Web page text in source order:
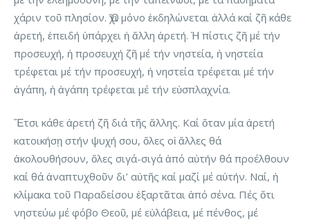
χάριν τοῦ πλησίον. Ὅχι μόνο ἐκδηλώνεται ἀλλά καί ζῆ κάθε
ἀρετή, ἐπειδή ὑπάρχει ἡ ἄλλη ἀρετή. Ἡ πίστις ζῆ μέ τήν
προσευχή, ἡ προσευχή ζῆ μέ τήν νηστεία, ἡ νηστεία
τρέφεται μέ τήν προσευχή, ἡ νηστεία τρέφεται μέ τήν
ἀγάπη, ἡ ἀγάπη τρέφεται μέ τήν εὐσπλαχνία.
Ἔτσι κάθε ἀρετή ζῆ διά τῆς ἄλλης. Καί ὅταν μία ἀρετή
κατοικήσῃ στήν ψυχή σου, ὅλες οἱ ἄλλες θά
ἀκολουθήσουν, ὅλες σιγά-σιγά ἀπό αὐτήν θά προέλθουν
καί θά ἀναπτυχθοῦν δι’ αὐτῆς καί μαζί μέ αὐτήν. Ναί, ἡ
κλίμακα τοῦ Παραδείσου ἐξαρτᾶται ἀπό σένα. Πές ὅτι
νηστεύω μέ φόβο Θεοῦ, μέ εὐλάβεια, μέ πένθος, μέ